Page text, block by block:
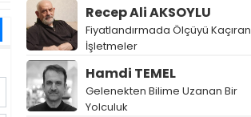
Recep Ali AKSOYLU
Fiyatlandırmada Ölçüyü Kaçıran
İşletmeler
Hamdi TEMEL
Gelenekten Bilime Uzanan Bir
Yolculuk